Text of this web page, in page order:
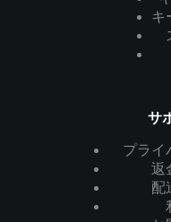
キ
サ
プライ
返
配